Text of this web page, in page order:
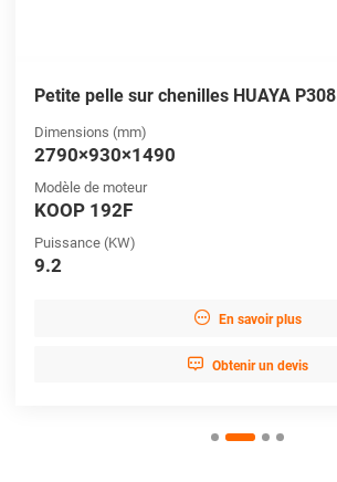
Petite pelle sur chenilles HUAYA P308
Dimensions (mm)
2790×930×1490
Modèle de moteur
KOOP 192F
Puissance (KW)
9.2
 En savoir plus
 Obtenir un devis